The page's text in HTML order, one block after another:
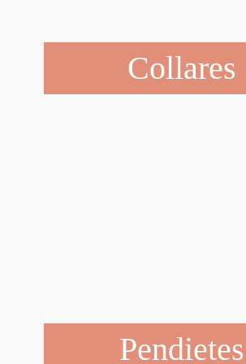
Collares
Pendietes